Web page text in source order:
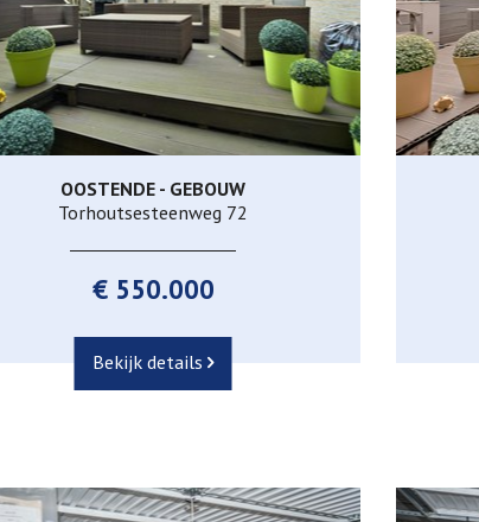
270 m² 3
OOSTENDE - GEBOUW
Torhoutsesteenweg 72
€ 550.000
Bekijk details